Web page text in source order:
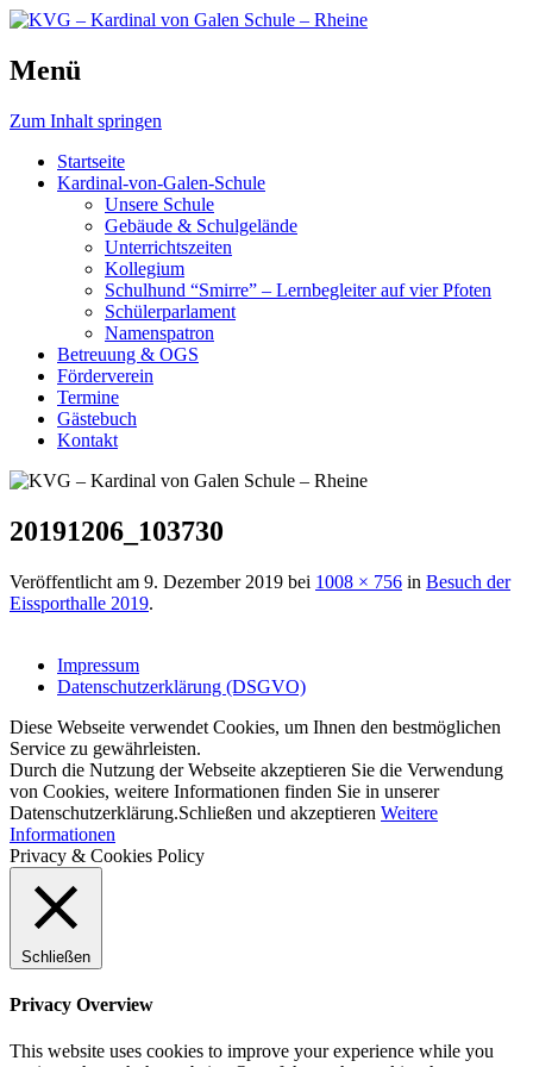
KVG – Kardinal von Galen
Schule – Rheine
Schule, die bewegt.
Menü
Zum Inhalt springen
Startseite
Kardinal-von-Galen-Schule
Unsere Schule
Gebäude & Schulgelände
Unterrichtszeiten
Kollegium
Schulhund “Smirre” – Lernbegleiter auf vier Pfoten
Schülerparlament
Namenspatron
Betreuung & OGS
Förderverein
Termine
Gästebuch
Kontakt
20191206_103730
Veröffentlicht am 9. Dezember 2019 bei 1008 × 756 in Besuch der
Eissporthalle 2019.
Impressum
Datenschutzerklärung (DSGVO)
Diese Webseite verwendet Cookies, um Ihnen den bestmöglichen
Service zu gewährleisten.
Durch die Nutzung der Webseite akzeptieren Sie die Verwendung
von Cookies, weitere Informationen finden Sie in unserer
Datenschutzerklärung.Schließen und akzeptieren Weitere
Informationen
Privacy & Cookies Policy
Schließen
Privacy Overview
This website uses cookies to improve your experience while you